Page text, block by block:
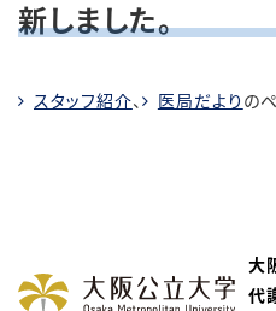
新しました。
スタッフ紹介、 医局だより の
大
代